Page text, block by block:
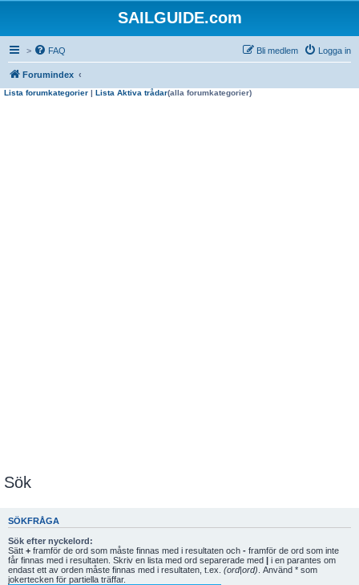
SAILGUIDE.com
> FAQ Logga in
Bli medlem
Forumindex
Lista forumkategorier | Lista Aktiva trådar(alla forumkategorier)
Sök
SÖKFRÅGA
Sök efter nyckelord:
Sätt + framför de ord som måste finnas med i resultaten och - framför de ord som inte
får finnas med i resultaten. Skriv en lista med ord separerade med | i en parantes om
endast ett av orden måste finnas med i resultaten, t.ex. (ord|ord) . Använd * som
jokertecken för partiella träffar.